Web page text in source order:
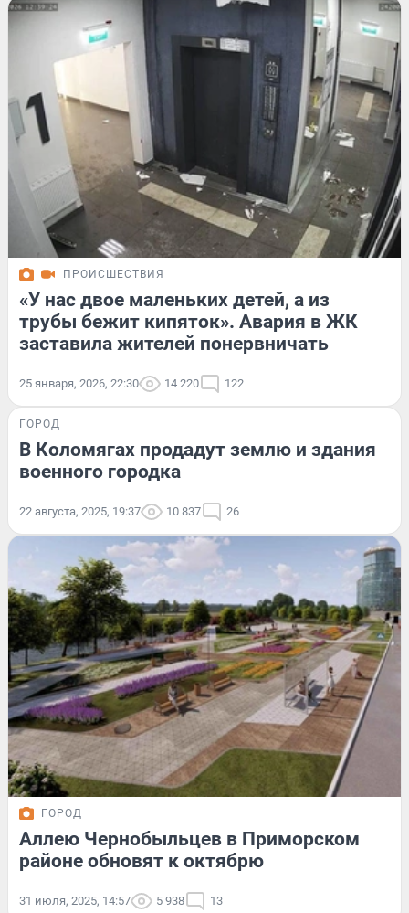
ПРОИСШЕСТВИЯ
«У нас двое маленьких детей, а из
трубы бежит кипяток». Авария в ЖК
заставила жителей понервничать
25 января, 2026, 22:30 14 220 122
ГОРОД
В Коломягах продадут землю и здания
военного городка
22 августа, 2025, 19:37 10 837 26
ГОРОД
Аллею Чернобыльцев в Приморском
районе обновят к октябрю
31 июля, 2025, 14:57 5 938 13